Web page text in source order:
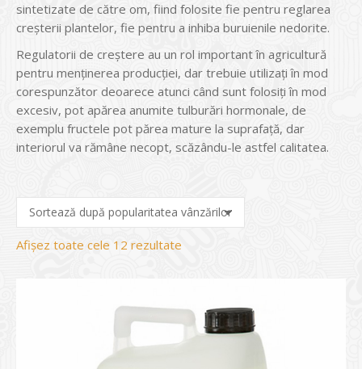
sintetizate de către om, fiind folosite fie pentru reglarea
creșterii plantelor, fie pentru a inhiba buruienile nedorite.
Regulatorii de creștere au un rol important în agricultură
pentru menținerea producției, dar trebuie utilizați în mod
corespunzător deoarece atunci când sunt folosiți în mod
excesiv, pot apărea anumite tulburări hormonale, de
exemplu fructele pot părea mature la suprafață, dar
interiorul va rămâne necopt, scăzându-le astfel calitatea.
Afișez toate cele 12 rezultate